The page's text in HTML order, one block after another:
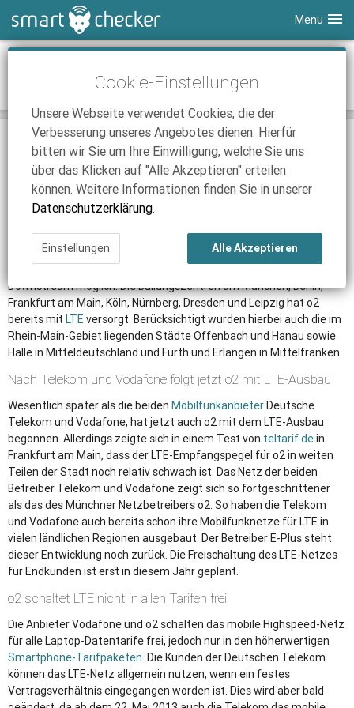
Menu
Smartphone Vergleich
Anbieter
iPhone Tarifvergleich
News
Ratgeber
Tarifvergleich
Tablet Vergleich
Surfsticks
iPad Tarifvergleich
News
Tarifvergleich
Internetanbieter
DSL Tarife
News
SmartChecker TV
Düsseldorf mit LTE
25.04.2013 | 16:14|Düsseldorf|Nick Linger
Ab dem 26. April 2013 will der Netzbetreiber o2
mit seinemLTE-Netz in einer weiteren deutschen
Großstadt an den Start gehen
Wie auch in den anderen mit
o2 für die Versorgung in Düsseldorf auf den Frequenzbereich
um 800 MHz.
Downstream möglich. Die Ballungszentren um München, Berlin,
Frankfurt am Main, Köln, Nürnberg, Dresden und Leipzig hat o2
bereits mit LTE versorgt. Berücksichtigt wurden hierbei auch die im
Rhein-Main-Gebiet liegenden Städte Offenbach und Hanau sowie
Halle in Mitteldeutschland und Fürth und Erlangen in Mittelfranken.
Nach Telekom und Vodafone folgt jetzt o2 mit LTE-Ausbau
Wesentlich später als die beiden MobilfunkanbieterDeutsche
Telekom und Vodafone, hat jetzt auch o2 mit dem LTE-Ausbau
begonnen. Allerdings zeigte sich in einem Test von teltarif.dein
Frankfurt am Main, dass derLTE-Empfangspegel für o2 in weiten
Teilen der Stadt noch relativ schwach ist. Das Netz der beiden
Betreiber Telekom und Vodafone zeigt sich so fortgeschrittener
als das des Münchner Netzbetreibers o2. So haben die Telekom
und Vodafone auch bereits schon ihre Mobilfunknetze fürLTE in
vielen ländlichen Regionen ausgebaut. Der Betreiber E-Plus steht
dieser Entwicklung noch zurück. Die Freischaltung desLTE-Netzes
für Endkunden ist erst in diesem Jahr geplant.
o2 schaltet LTE nicht in allen Tarifen frei
Die Anbieter Vodafone und o2 schalten das mobile Highspeed-Netz
für alle Laptop-Datentarife frei, jedoch nur in den höherwertigen
Smartphone-Tarifpaketen . Die Kunden der Deutschen Telekom
können dasLTE-Netz allgemein nutzen, wenn ein festes
Vertragsverhältnis eingegangen worden ist. Dies wird aber bald
Cookie-Einstellungen
Unsere Webseite verwendet Cookies, die der
Verbesserung unseres Angebotes dienen. Hierfür
bitten wir Sie um Ihre Einwilligung, welche Sie uns
über das Klicken auf "Alle Akzeptieren" erteilen
können. Weitere Informationen finden Sie in unserer
Datenschutzerklärung.
Einstellungen Alle Akzeptieren